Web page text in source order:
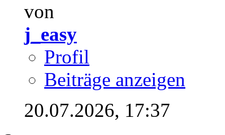
von
j_easy
Profil
Beiträge anzeigen
20.07.2026, 17:37